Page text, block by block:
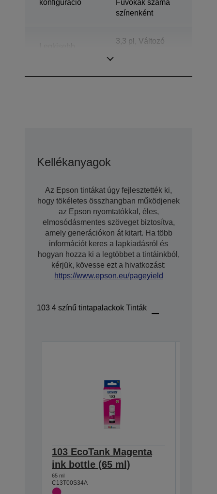
konfiguráció
Fúvókák száma
színenként
3,3 pl, Változó
Kellékanyagok
Az Epson tintákat úgy fejlesztették ki,
hogy tökéletes összhangban működjenek
az Epson nyomtatókkal, éles,
elmosódásmentes szöveget biztosítva,
amely generációkon át kitart. Ha több
információt keres a lapkiadásról és
hogyan hozza ki a legtöbbet a tintáinkból,
kérjük, kövesse ezt a hivatkozást:
https://www.epson.eu/pageyield
103 4 színű tintapalackok Tinták
103 EcoTank Magenta
ink bottle (65 ml)
65 ml
C13T00S34A